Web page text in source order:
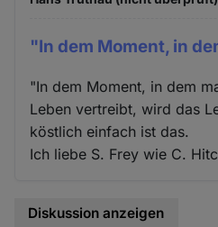
"In dem Moment, in
"In dem Moment, in dem
Leben vertreibt, wird das
köstlich einfach ist das.
Ich liebe S. Frey wie C.
Diskussion anzeigen